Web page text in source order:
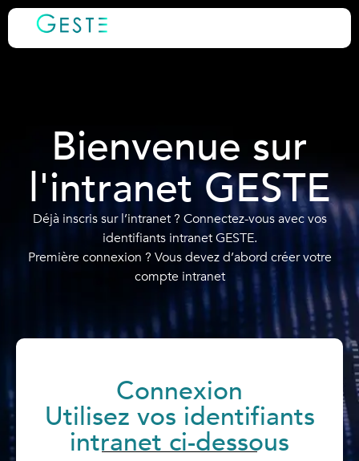
Bienvenue sur
l'intranet GESTE
Déjà inscris sur l’intranet ? Connectez-vous avec vos
identifiants intranet GESTE.
Première connexion ? Vous devez d’abord créer votre
compte intranet
Connexion
Utilisez vos identifiants
intranet ci-dessous